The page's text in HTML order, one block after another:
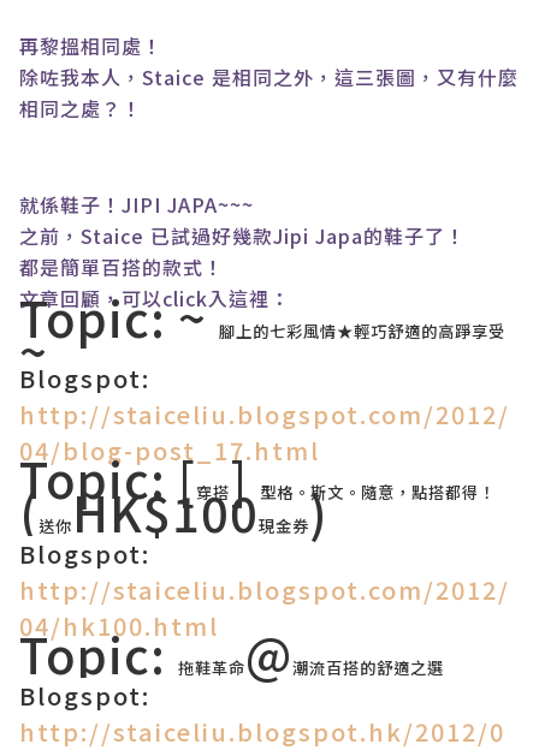
再黎搵相同處！
除咗我本人， Staice 是相同之外，這三張圖，又有什麼
相同之處？！
就係鞋子！ JIPI JAPA~~~
之前， Staice 已試過好幾款Jipi Japa的鞋子了！
都是簡單百搭的款式！
文章回顧，可以click入這裡：
Topic: ~腳上的七彩風情★輕巧舒適的高踭享受
~
Blogspot:
http://staiceliu.blogspot.com/2012/
04/blog-post_17.html
Topic: [穿搭]型格。斯文。隨意，點搭都得！
(送你HK$100現金券)
Blogspot:
http://staiceliu.blogspot.com/2012/
04/hk100.html
Topic:拖鞋革命@潮流百搭的舒適之選
Blogspot:
http://staiceliu.blogspot.hk/2012/0